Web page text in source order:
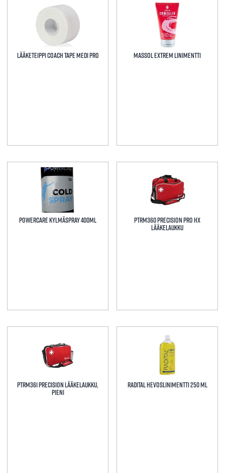
Tällä
tuotteella
on
useampi
muunnelma.
Lääketeippi Coach Tape Medi Pro
Tällä
tuotteella
on
useampi
muunnelma.
Massol extrem linimentti
Powercare Kylmäspray 400ml PTRM360 Precision Pro HX
Lääkelaukku
PTRM361 Precision Lääkelaukku,
pieni
Radital hevoslinimentti 250 ml